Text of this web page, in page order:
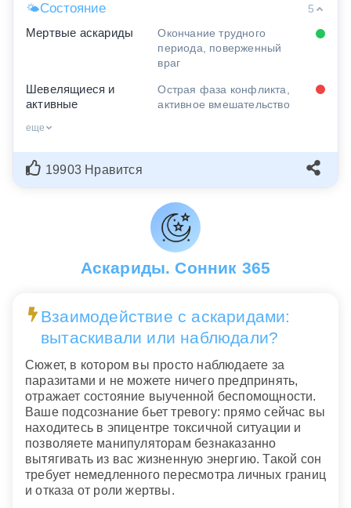
🌤Состояние
5
Мертвые аскариды
Окончание трудного
периода, поверженный
враг
Шевелящиеся и
активные
Острая фаза конфликта,
активное вмешательство
еще
19903 Нравится
Аскариды. Сонник 365
Взаимодействие с аскаридами:
вытаскивали или наблюдали?
Сюжет, в котором вы просто наблюдаете за
паразитами и не можете ничего предпринять,
отражает состояние выученной беспомощности.
Ваше подсознание бьет тревогу: прямо сейчас вы
находитесь в эпицентре токсичной ситуации и
позволяете манипуляторам безнаказанно
вытягивать из вас жизненную энергию. Такой сон
требует немедленного пересмотра личных границ
и отказа от роли жертвы.